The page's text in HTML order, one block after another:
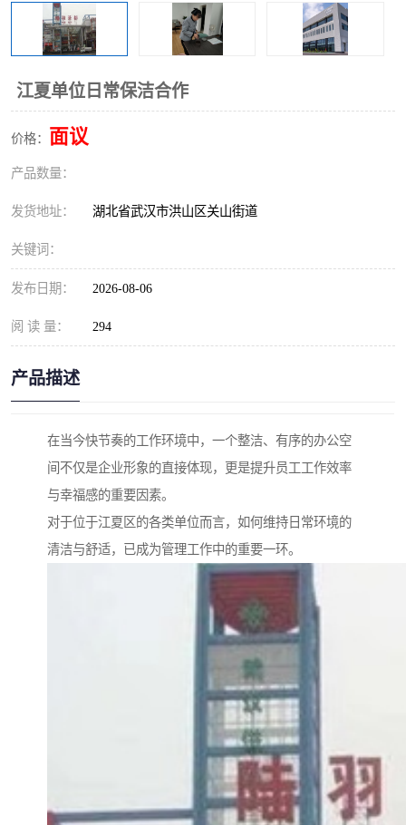
江夏单位日常保洁合作
价格： 面议
产品数量：
发货地址： 湖北省武汉市洪山区关山街道
关键词：
发布日期： 2026-08-06
阅 读 量： 294
产品描述
在当今快节奏的工作环境中，一个整洁、有序的办公空
间不仅是企业形象的直接体现，更是提升员工工作效率
与幸福感的重要因素。
对于位于江夏区的各类单位而言，如何维持日常环境的
清洁与舒适，已成为管理工作中的重要一环。